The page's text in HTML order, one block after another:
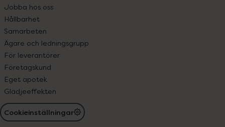
Jobba hos oss
Hållbarhet
Samarbeten
Ägare och ledningsgrupp
För leverantörer
Företagskund
Eget apotek
Glädjeeffekten
Cookieinställningar